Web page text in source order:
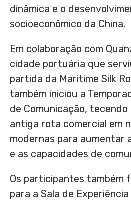
dinâmica e o
socioeconômico da China.
Em colaboração com
cidade portuária que
partida da Maritime Silk
também iniciou a
de Comunicação,
antiga rota comercial em
modernas para aumentar
e as capacidades de
Os participantes também
para a Sala de